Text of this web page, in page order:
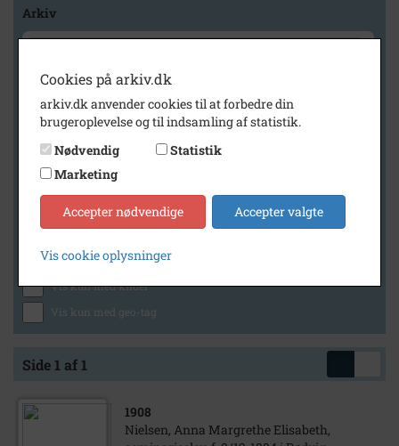
Arkiv
Geografi
Generelt
Vis kun med billeder
Vis kun med lydklip
Vis kun med kilder
Vis kun med geo-tag
Side 1 af 1
1908
Nielsen, Anna Margrethe Elisabeth,
Cookies på arkiv.dk
arkiv.dk anvender cookies til at forbedre din
brugeroplevelse og til indsamling af statistik.
Nødvendig
Statistik
Marketing
Accepter nødvendige Accepter valgte
Vis cookie oplysninger